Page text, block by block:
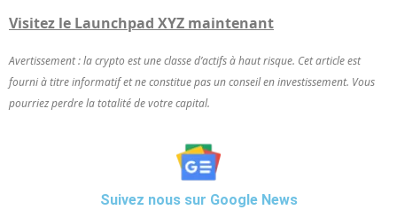
Visitez le Launchpad XYZ maintenant
Avertissement : la crypto est une classe d’actifs à haut risque. Cet article est
fourni à titre informatif et ne constitue pas un conseil en investissement. Vous
pourriez perdre la totalité de votre capital.
Suivez nous sur Google News